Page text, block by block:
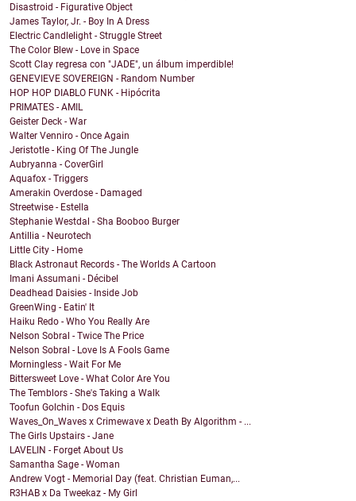
Disastroid - Figurative Object
James Taylor, Jr. - Boy In A Dress
Electric Candlelight - Struggle Street
The Color Blew - Love in Space
Scott Clay regresa con "JADE", un álbum imperdible!
GENEVIEVE SOVEREIGN - Random Number
HOP HOP DIABLO FUNK - Hipócrita
PRIMATES - AMIL
Geister Deck - War
Walter Venniro - Once Again
Jeristotle - King Of The Jungle
Aubryanna - CoverGirl
Aquafox - Triggers
Amerakin Overdose - Damaged
Streetwise - Estella
Stephanie Westdal - Sha Booboo Burger
Antillia - Neurotech
Little City - Home
Black Astronaut Records - The Worlds A Cartoon
Imani Assumani - Décibel
Deadhead Daisies - Inside Job
GreenWing - Eatin' It
Haiku Redo - Who You Really Are
Nelson Sobral - Twice The Price
Nelson Sobral - Love Is A Fools Game
Morningless - Wait For Me
Bittersweet Love - What Color Are You
The Temblors - She's Taking a Walk
Toofun Golchin - Dos Equis
Waves_On_Waves x Crimewave x Death By Algorithm - ...
The Girls Upstairs - Jane
LAVELIN - Forget About Us
Samantha Sage - Woman
Andrew Vogt - Memorial Day (feat. Christian Euman,...
R3HAB x Da Tweekaz - My Girl